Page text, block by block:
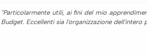
"Particolarmente utili, ai fini del mio
Budget. Eccellenti sia l'organizzazione